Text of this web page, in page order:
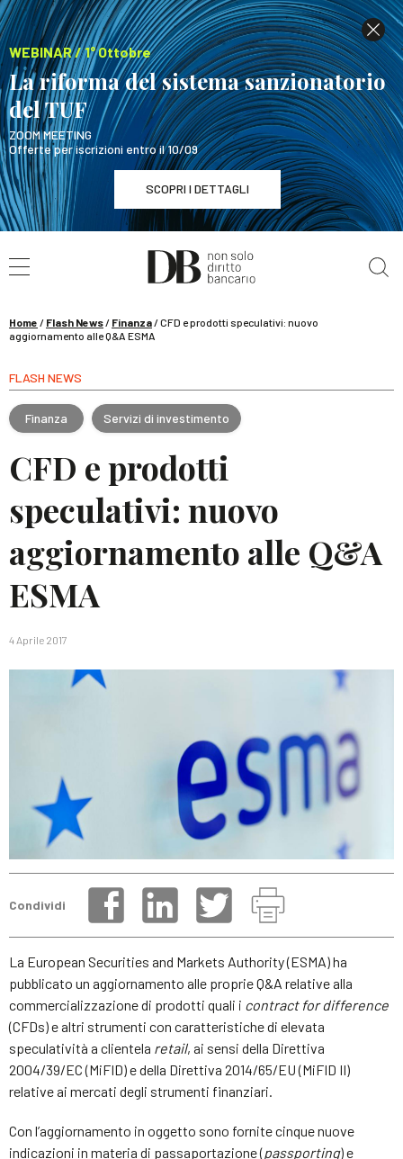
WEBINAR / 1° Ottobre
La riforma del sistema sanzionatorio
del TUF
ZOOM MEETING
Offerte per iscrizioni entro il 10/09
SCOPRI I DETTAGLI
WEBINAR / 1° Ottobre
La riforma del sistema sanzionatorio del TUF
Home / Flash News/ Finanza/CFD e prodotti speculativi: nuovo
aggiornamento alle Q&A ESMA
FLASH NEWS
Finanza Servizi di investimento
CFD e prodotti
speculativi: nuovo
aggiornamento alle Q&A
ESMA
4 Aprile 2017
Condividi
La European Securities and Markets Authority (ESMA) ha
pubblicato un aggiornamento alle proprie Q&A relative alla
commercializzazione di prodotti quali i contract for difference
(CFDs) e altri strumenti con caratteristiche di elevata
speculatività a clientela retail, ai sensi della Direttiva
2004/39/EC (MiFID) e della Direttiva 2014/65/EU (MiFID II)
relative ai mercati degli strumenti finanziari.
Con l’aggiornamento in oggetto sono fornite cinque nuove
indicazioni in materia di passaportazione (passporting) e